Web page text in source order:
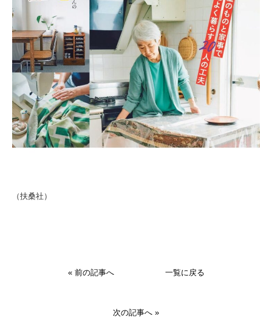
（扶桑社）
« 前の記事へ 一覧に戻る
次の記事へ »